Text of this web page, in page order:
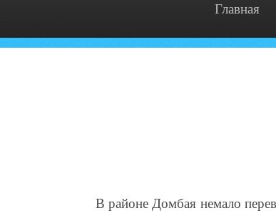
Главная
В районе Домбая немало